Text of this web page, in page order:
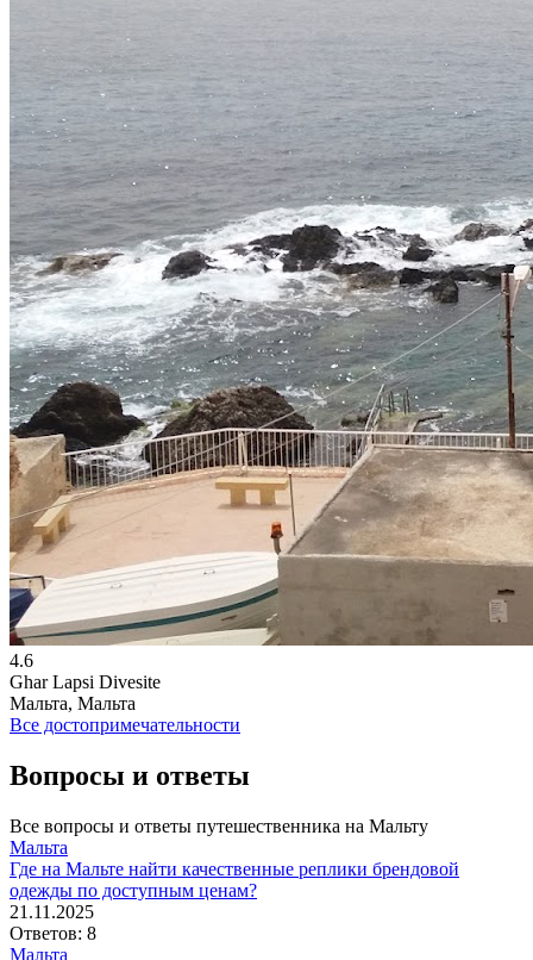
4.6
Ghar Lapsi Divesite
Мальта, Мальта
Все достопримечательности
Вопросы и ответы
Все вопросы и ответы путешественника на Мальту
Мальта
Где на Мальте найти качественные реплики брендовой
одежды по доступным ценам?
21.11.2025
Ответов: 8
Мальта